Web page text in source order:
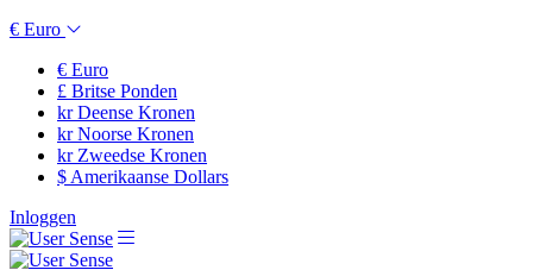
€ Euro
€ Euro
£ Britse Ponden
krDeense Kronen
krNoorse Kronen
krZweedse Kronen
$ Amerikaanse Dollars
Inloggen